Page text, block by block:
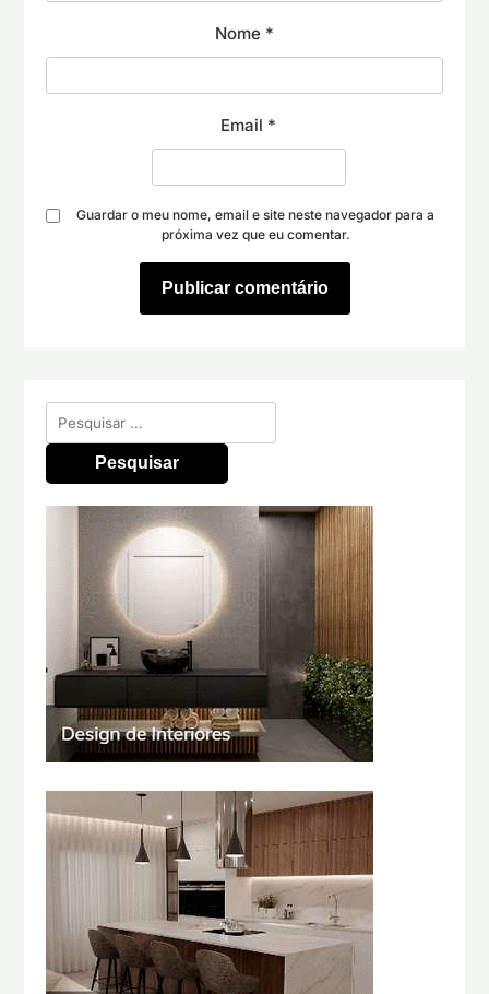
Nome *
Email *
Guardar o meu nome, email e site neste navegador para a
próxima vez que eu comentar.
Pesquisar
por: